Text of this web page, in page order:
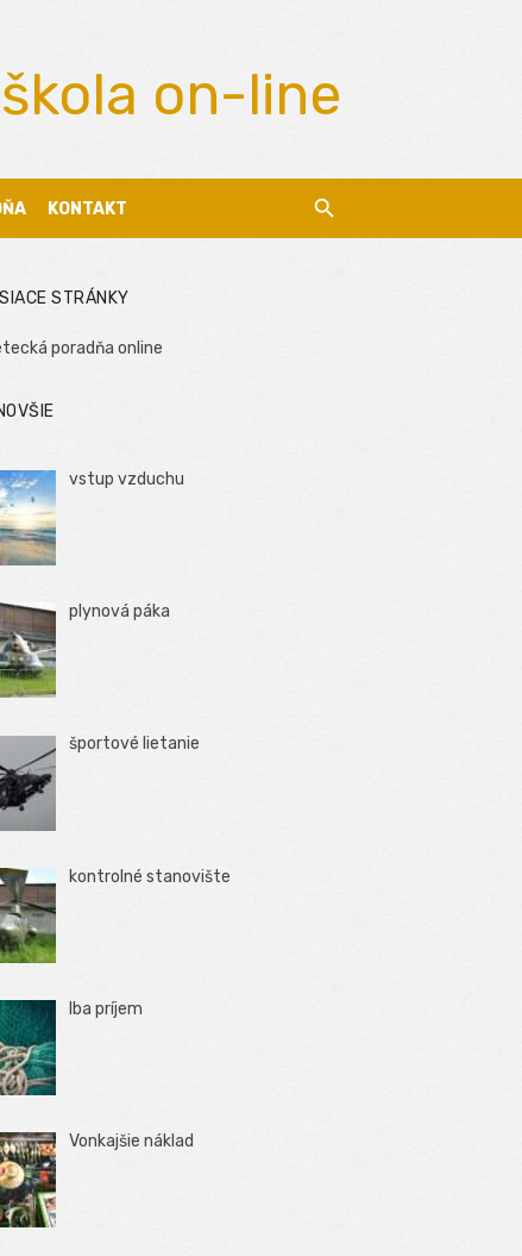
on-line
KONTAKT
STRÁNKY
poradňa online
vstup vzduchu
plynová páka
športové lietanie
kontrolné stanovište
Iba príjem
Vonkajšie náklad